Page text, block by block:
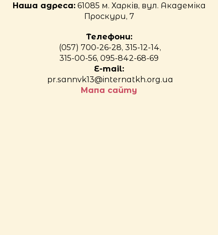
Наша адреса:61085 м. Харків, вул. Академіка
Проскури, 7
Телефони:
(057) 700-26-28, 315-12-14,
315-00-56, 095-842-68-69
E-mail:
pr.sannvk13@internatkh.org.ua
Мапа сайту